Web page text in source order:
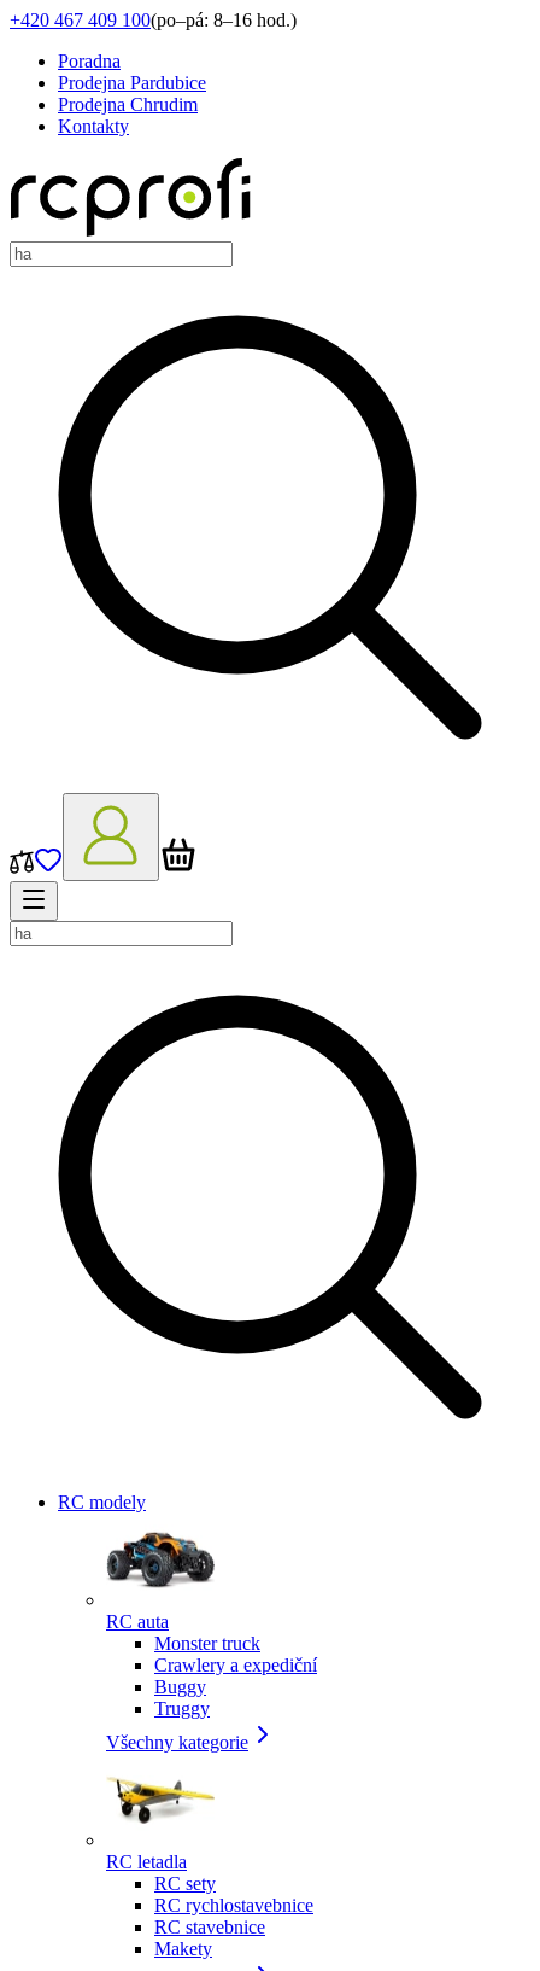
+420 467 409 100(po–pá: 8–16 hod.)
Poradna
Prodejna Pardubice
Prodejna Chrudim
Kontakty
RC modely
RC auta
Monster truck
Crawlery a expediční
Buggy
Truggy
Všechny kategorie
RC letadla
RC sety
RC rychlostavebnice
RC stavebnice
Makety